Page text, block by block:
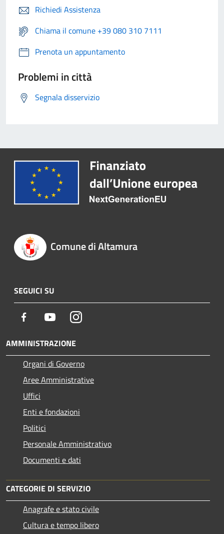
Richiedi Assistenza
Chiama il comune +39 080 310 7111
Prenota un appuntamento
Problemi in città
Segnala disservizio
Comune di Altamura
SEGUICI SU
Facebook YoutubeInstagram
AMMINISTRAZIONE
Organi di Governo
Aree Amministrative
Uffici
Enti e fondazioni
Politici
Personale Amministrativo
Documenti e dati
CATEGORIE DI SERVIZIO
Anagrafe e stato civile
Cultura e tempo libero